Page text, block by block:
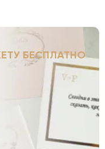
БЕСПЛАТНО